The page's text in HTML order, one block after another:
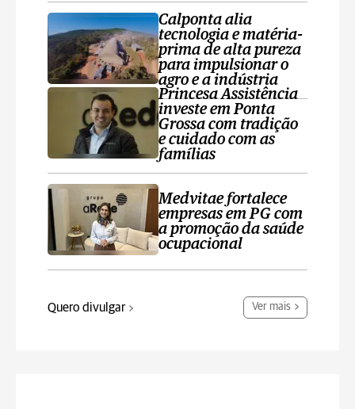
Calponta alia
tecnologia e matéria-
prima de alta pureza
para impulsionar o
agro e a indústria
Princesa Assistência
investe em Ponta
Grossa com tradição
e cuidado com as
famílias
Medvitae fortalece
empresas em PG com
a promoção da saúde
ocupacional
Quero divulgar Ver mais